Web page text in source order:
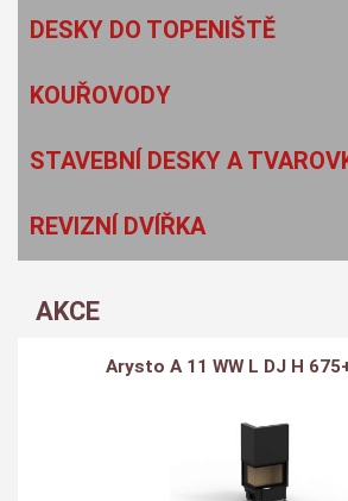
DESKY DO TOPENIŠTĚ
KOUŘOVODY
STAVEBNÍ DESKY A
REVIZNÍ DVÍŘKA
AKCE
Arysto A 11 WW L DJ H